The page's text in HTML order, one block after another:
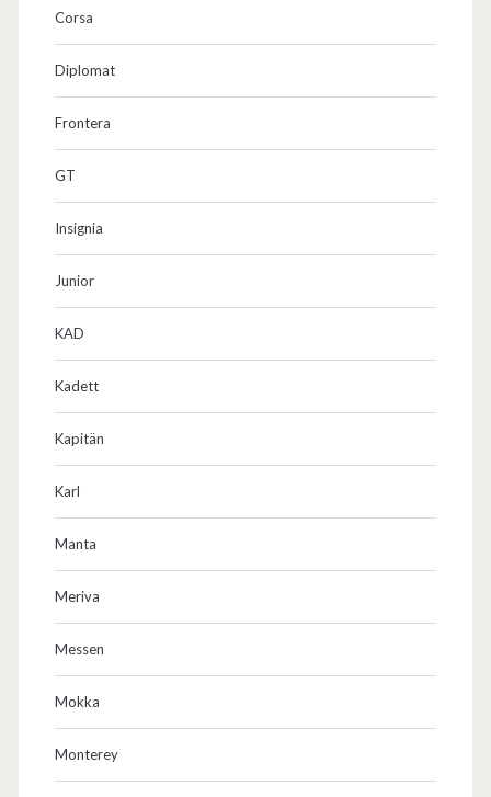
Corsa
Diplomat
Frontera
GT
Insignia
Junior
KAD
Kadett
Kapitän
Karl
Manta
Meriva
Messen
Mokka
Monterey